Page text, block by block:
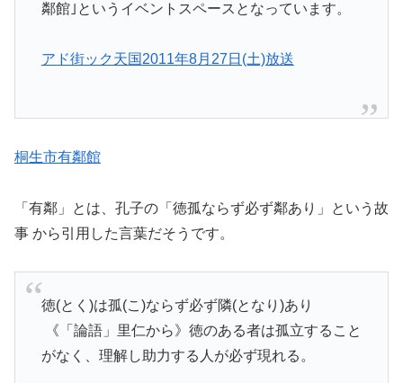
元々は酒や味噌を造っていた醸造元でしたが、現
す。
アド街ック天国2011年8月27日(土)放送
「有鄰」とは、孔子の「徳孤ならず必ず鄰あり」という故
事 から引用した言葉だそうです。